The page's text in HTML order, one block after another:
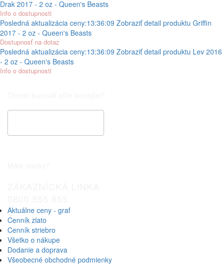
Drak 2017 - 2 oz - Queen's Beasts
Info o dostupnosti
Posledná aktualizácia ceny:13:36:09 Zobraziť detail produktu Griffin
2017 - 2 oz - Queen's Beasts
Dostupnosť na dotaz
Posledná aktualizácia ceny:13:36:09 Zobraziť detail produktu Lev 2016
- 2 oz - Queen's Beasts
Info o dostupnosti
Aktuálne ceny - graf
Cenník zlato
Cenník striebro
Všetko o nákupe
Dodanie a doprava
Všeobecné obchodné podmienky